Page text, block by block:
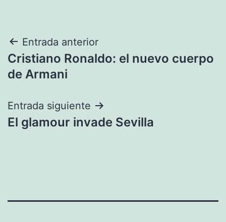
Navegación
de
Entrada anterior
Cristiano Ronaldo: el nuevo cuerpo
de Armani
Entrada siguiente
El glamour invade Sevilla